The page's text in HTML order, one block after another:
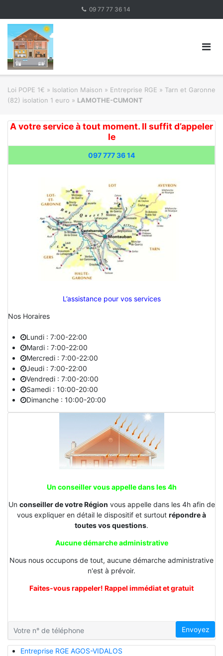
content
09 77 77 36 14
Loi POPE 1€ » Isolation Maison » Entreprise RGE » Tarn et Garonne
(82) isolation 1 euro » LAMOTHE-CUMONT
A votre service à tout moment. Il suffit d’appeler
le
097 777 36 14
L’assistance pour vos services
Nos Horaires
Lundi : 7:00-22:00
Mardi : 7:00-22:00
Mercredi : 7:00-22:00
Jeudi : 7:00-22:00
Vendredi : 7:00-20:00
Samedi : 10:00-20:00
Dimanche : 10:00-20:00
Un conseiller vous appelle dans les 4h
Un conseiller de votre Région vous appelle dans les 4h afin de
vous expliquer en détail le dispositif et surtout répondre à
toutes vos questions.
Aucune démarche administrative
Nous nous occupons de tout, aucune démarche administrative
n'est à prévoir.
Faites-vous rappeler! Rappel immédiat et gratuit
Envoyez
Entreprise RGE AGOS-VIDALOS